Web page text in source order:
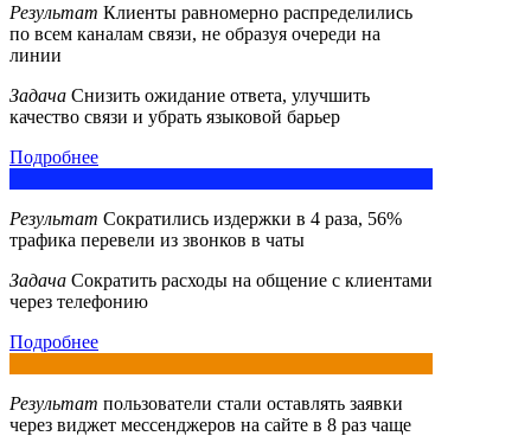
Результат Клиенты равномерно распределились
по всем каналам связи, не образуя очереди на
линии
Задача Снизить ожидание ответа, улучшить
качество связи и убрать языковой барьер
Подробнее
Результат Сократились издержки в 4 раза, 56%
трафика перевели из звонков в чаты
Задача Сократить расходы на общение с клиентами
через телефонию
Подробнее
Результат пользователи стали оставлять заявки
через виджет мессенджеров на сайте в 8 раз чаще